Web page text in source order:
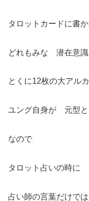
タロットカードに書
どれもみな 潜在意識
とくに12枚の大アル
ユング自身が 元型と
なので
タロット占いの時に
占い師の言葉だけで